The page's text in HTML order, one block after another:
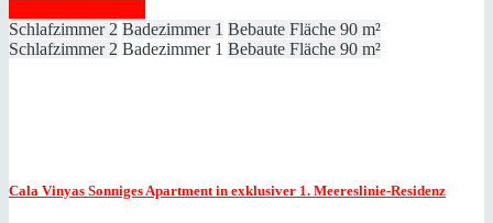
Schlafzimmer 2 Badezimmer 1 Bebaute Fläche 90 m²
Schlafzimmer 2 Badezimmer 1 Bebaute Fläche 90 m²
Cala Vinyas Sonniges Apartment in exklusiver 1. Meereslinie-Residenz